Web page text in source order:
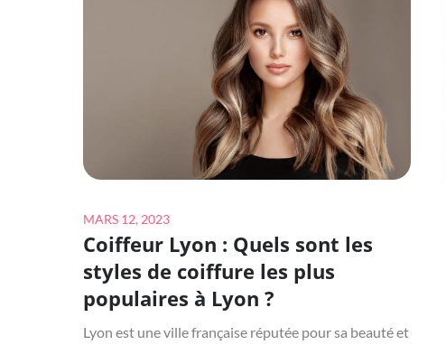
Posted
on
MARS 12, 2023
Coiffeur Lyon : Quels sont les
styles de coiffure les plus
populaires à Lyon ?
Lyon est une ville française réputée pour sa beauté et